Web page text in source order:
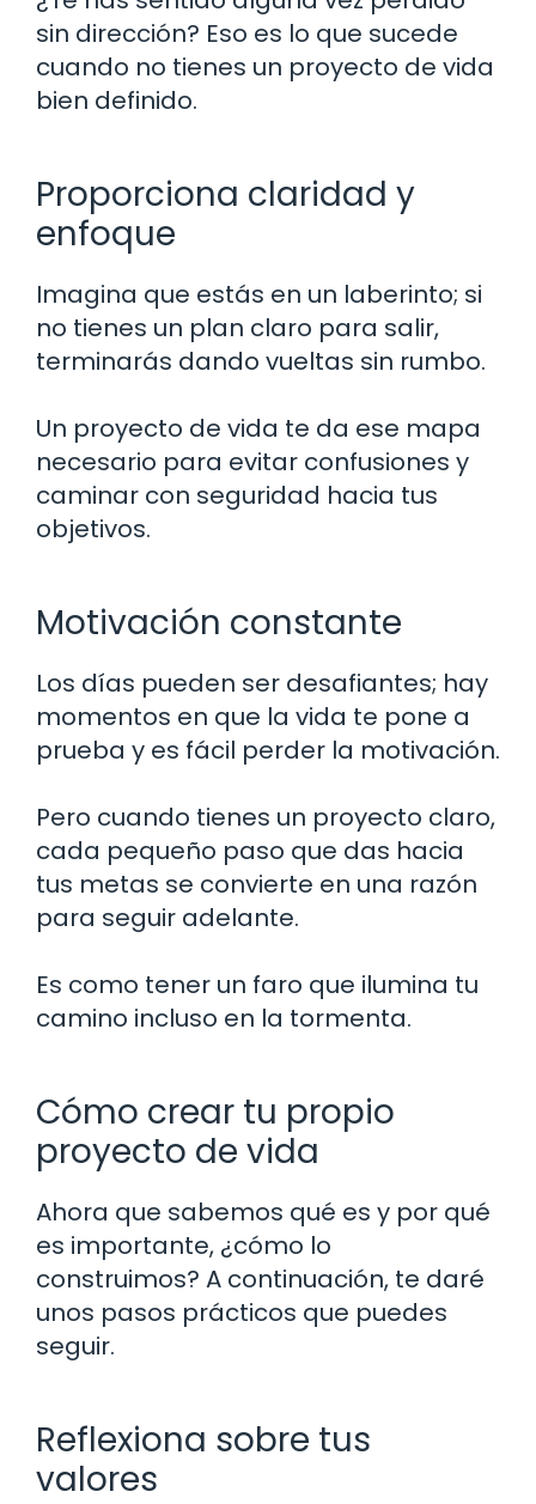
sin dirección? Eso es lo que sucede
cuando no tienes un proyecto de vida
bien definido.
Proporciona claridad y
enfoque
Imagina que estás en un laberinto; si
no tienes un plan claro para salir,
terminarás dando vueltas sin rumbo.
Un proyecto de vida te da ese mapa
necesario para evitar confusiones y
caminar con seguridad hacia tus
objetivos.
Motivación constante
Los días pueden ser desafiantes; hay
momentos en que la vida te pone a
prueba y es fácil perder la motivación.
Pero cuando tienes un proyecto claro,
cada pequeño paso que das hacia
tus metas se convierte en una razón
para seguir adelante.
Es como tener un faro que ilumina tu
camino incluso en la tormenta.
Cómo crear tu propio
proyecto de vida
Ahora que sabemos qué es y por qué
es importante, ¿cómo lo
construimos? A continuación, te daré
unos pasos prácticos que puedes
seguir.
Reflexiona sobre tus
valores